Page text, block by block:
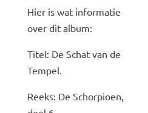
Hier is wat informatie
over dit album:
Titel: De Schat van de
Tempel.
Reeks: De Schorpioen,